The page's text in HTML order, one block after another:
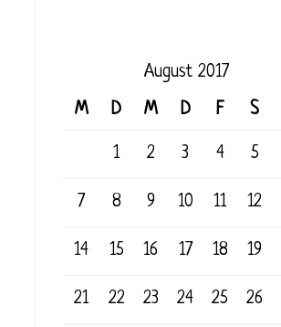
August 2017
M
D M D F S
1 2 3 4 5
7 8 9 10 11 12
14 15 16 17 18 19
21 22 23 24 25 26